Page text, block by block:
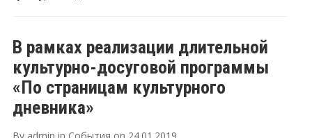
В рамках реализации длительной
культурно-досуговой программы
«По страницам культурного
дневника»